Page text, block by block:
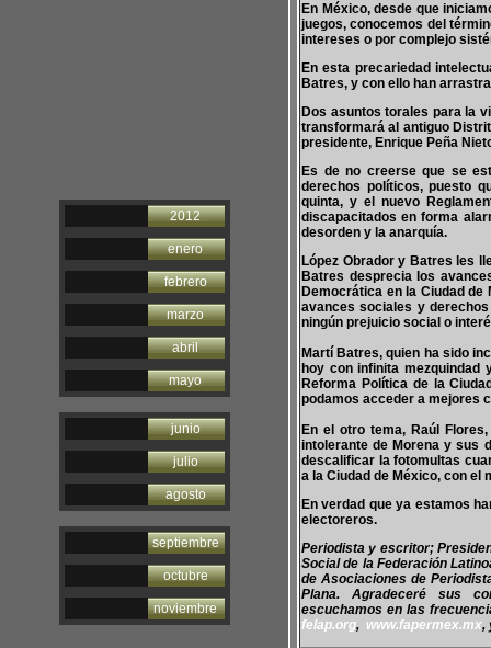
2012
enero
febrero
marzo
abril
mayo
junio
julio
agosto
septiembre
octubre
noviembre
En México, desde que
juegos, conocemos del
intereses o por complejo
En esta precariedad
Batres, y con ello han
Dos asuntos torales para la
transformará al antiguo
presidente, Enrique Peña
Es de no creerse que se
derechos políticos, puesto
quinta, y el nuevo
discapacitados en forma
desorden y la anarquía.
López Obrador y Batres les
Batres desprecia los
Democrática en la Ciudad
avances sociales y
ningún prejuicio social o
Martí Batres, quien ha sido
hoy con infinita mezquindad
Reforma Política de la
podamos acceder a mejores
En el otro tema, Raúl
intolerante de Morena y sus
descalificar la fotomultas
a la Ciudad de México, con el
En verdad que ya estamos
electoreros.
Periodista y escritor;
Social de la Federación
de Asociaciones de
Plana. Agradeceré sus
escuchamos en las
felap.org, www.fapermex.mx,